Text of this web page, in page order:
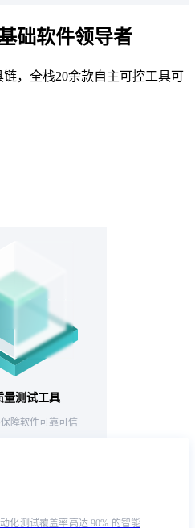
础软件领导者
，全栈20余款自主可控工具可
量测试工具
障软件可靠可信
化测试覆盖率高达 90% 的智能